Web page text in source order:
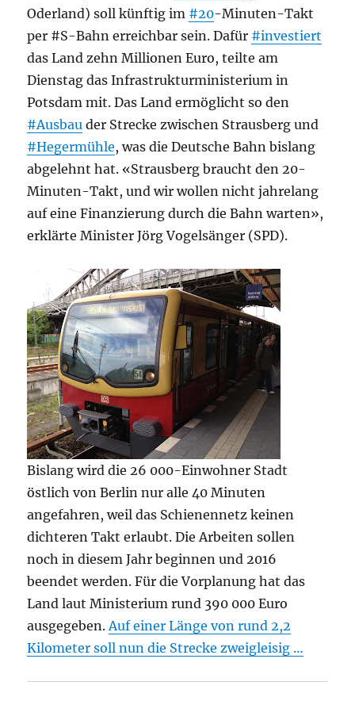
Oderland) soll künftig im #20-Minuten-Takt
per #S-Bahn erreichbar sein. Dafür #investiert
das Land zehn Millionen Euro, teilte am
Dienstag das Infrastrukturministerium in
Potsdam mit. Das Land ermöglicht so den
#Ausbau der Strecke zwischen Strausberg und
#Hegermühle, was die Deutsche Bahn bislang
abgelehnt hat. «Strausberg braucht den 20-
Minuten-Takt, und wir wollen nicht jahrelang
auf eine Finanzierung durch die Bahn warten»,
erklärte Minister Jörg Vogelsänger (SPD).
Bislang wird die 26 000-Einwohner Stadt
östlich von Berlin nur alle 40 Minuten
angefahren, weil das Schienennetz keinen
dichteren Takt erlaubt. Die Arbeiten sollen
noch in diesem Jahr beginnen und 2016
beendet werden. Für die Vorplanung hat das
Land laut Ministerium rund 390 000 Euro
ausgegeben.Auf einer Länge von rund 2,2
Kilometer soll nun die Strecke zweigleisig …